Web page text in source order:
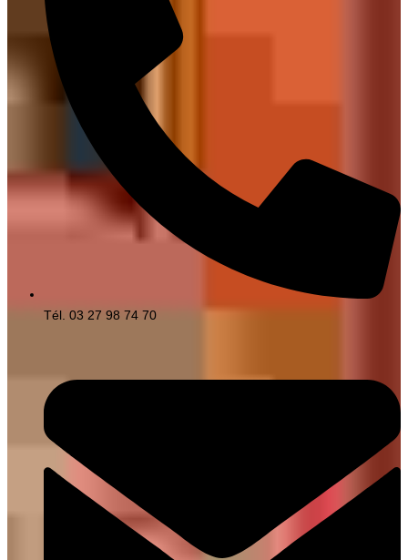
Tél. 03 27 98 74 70